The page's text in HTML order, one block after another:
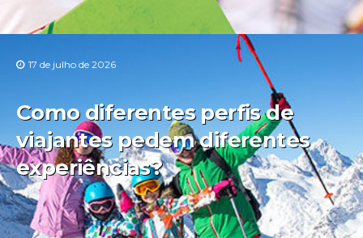
17 de julho de 2026
Como diferentes perfis de
viajantes pedem diferentes
experiências?